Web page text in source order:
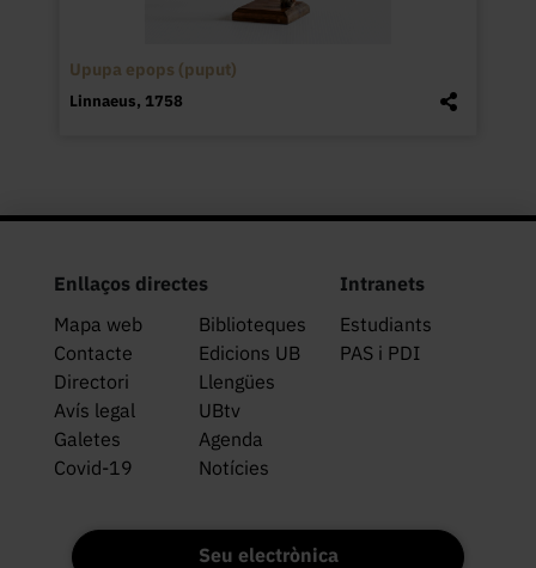
Upupa epops (puput)
Linnaeus, 1758
Enllaços directes
Mapa web
Biblioteques
Contacte
Edicions UB
Directori
Llengües
Avís legal
UBtv
Galetes
Agenda
Covid-19
Notícies
Intranets
Estudiants
PAS i PDI
Seu electrònica